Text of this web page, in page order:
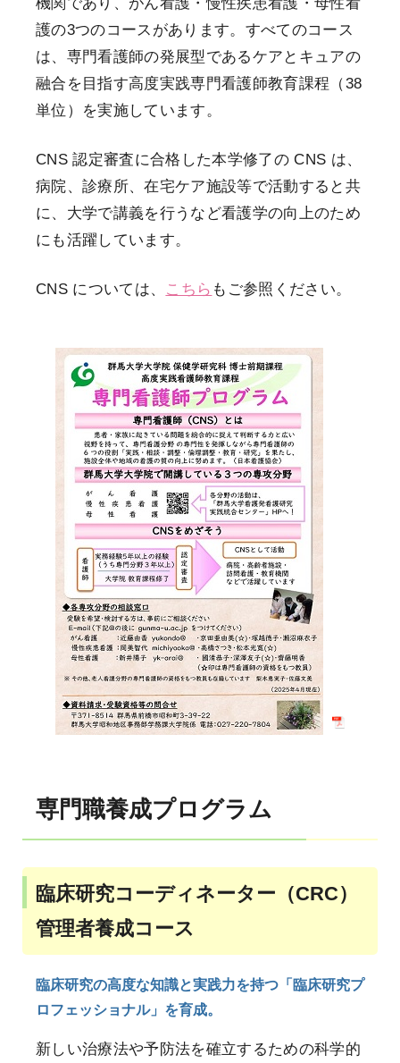
護の3つのコースがあります。すべてのコース
は、専門看護師の発展型であるケアとキュアの
融合を目指す高度実践専門看護師教育課程（38
単位）を実施しています。
CNS 認定審査に合格した本学修了の CNS は、
病院、診療所、在宅ケア施設等で活動すると共
に、大学で講義を行うなど看護学の向上のため
にも活躍しています。
CNS については、 こちら もご参照ください。
専門職養成プログラム
臨床研究コーディネーター（CRC）
管理者養成コース
臨床研究の高度な知識と実践力を持つ「臨床研究プ
ロフェッショナル」を育成。
新しい治療法や予防法を確立するための科学的